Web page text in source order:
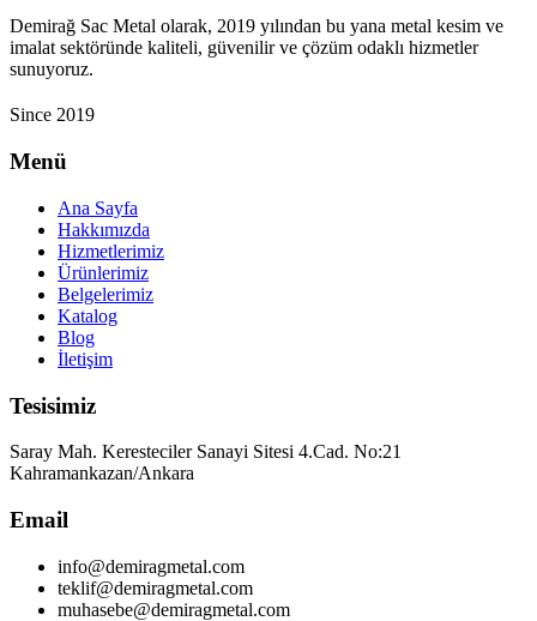
Demirağ Sac Metal olarak, 2019 yılından bu yana metal kesim ve
imalat sektöründe kaliteli, güvenilir ve çözüm odaklı hizmetler
sunuyoruz.
Since 2019
Menü
Ana Sayfa
Hakkımızda
Hizmetlerimiz
Ürünlerimiz
Belgelerimiz
Katalog
Blog
İletişim
Tesisimiz
Saray Mah. Keresteciler Sanayi Sitesi 4.Cad. No:21
Kahramankazan/Ankara
Email
info@demiragmetal.com
teklif@demiragmetal.com
muhasebe@demiragmetal.com